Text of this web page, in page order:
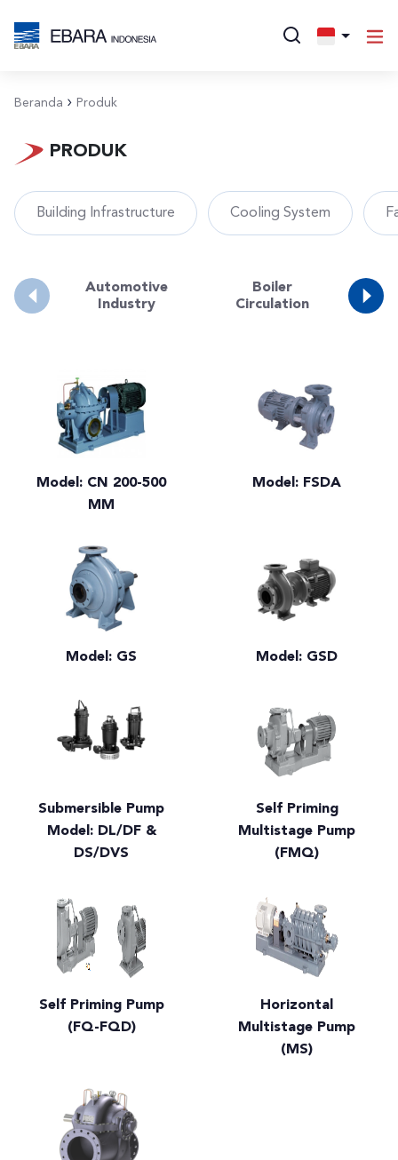
Beranda Produk
PRODUK
Building Infrastructure Cooling System
Automotive
Industry
Boiler
Circulation
Model: CN 200-500
MM
Model: FSDA
Model: GS Model: GSD
Submersible Pump
Model: DL/DF &
DS/DVS
Self Priming
Multistage Pump
(FMQ)
Self Priming Pump
(FQ-FQD)
Horizontal
Multistage Pump
(MS)